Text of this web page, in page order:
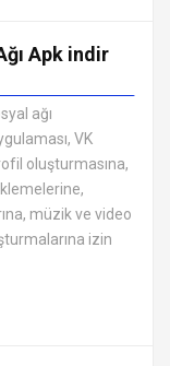
Apk indir
MESAJLAŞMA
APKağı
VK
oluşturmasına,
müzik ve video
izin